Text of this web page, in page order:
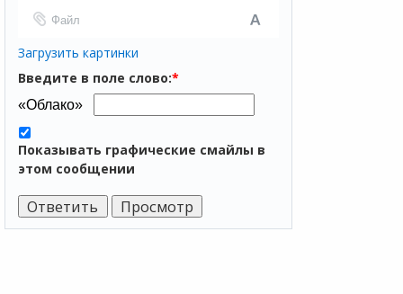
Файл
Загрузить картинки
Введите в поле слово:*
Показывать графические смайлы в
этом сообщении